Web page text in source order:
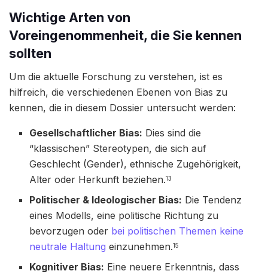
Wichtige Arten von
Voreingenommenheit, die Sie kennen
sollten
Um die aktuelle Forschung zu verstehen, ist es
hilfreich, die verschiedenen Ebenen von Bias zu
kennen, die in diesem Dossier untersucht werden:
Gesellschaftlicher Bias: Dies sind die
“klassischen” Stereotypen, die sich auf
Geschlecht (Gender), ethnische Zugehörigkeit,
Alter oder Herkunft beziehen.13
Politischer & Ideologischer Bias: Die Tendenz
eines Modells, eine politische Richtung zu
bevorzugen oder bei politischen Themen keine
neutrale Haltung einzunehmen.15
Kognitiver Bias: Eine neuere Erkenntnis, dass